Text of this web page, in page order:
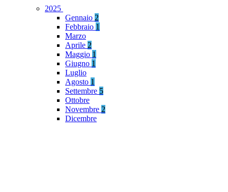
2025
Gennaio 2
Febbraio 1
Marzo
Aprile 2
Maggio 1
Giugno 1
Luglio
Agosto 1
Settembre 5
Ottobre
Novembre 2
Dicembre